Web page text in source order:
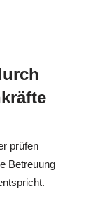
prüfen
Betreuung